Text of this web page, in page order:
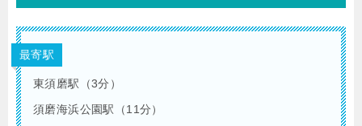
最寄駅
東須磨駅（3分）
須磨海浜公園駅（11分）